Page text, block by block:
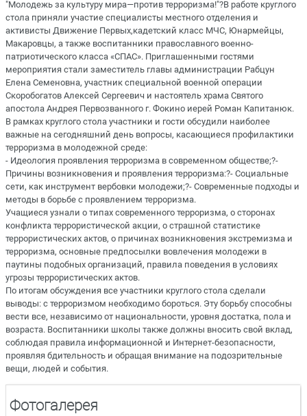
"Молодежь за культуру мира—против терроризма!"?В работе круглого
стола приняли участие специалисты местного отделения и
активисты Движение Первых,кадетский класс МЧС, Юнармейцы,
Макаровцы, а также воспитанники православного военно-
патриотического класса «СПАС». Приглашенными гостями
мероприятия стали заместитель главы администрации Рабцун
Елена Семеновна, участник специальной военной операции
Скоробогатов Алексей Сергеевич и настоятель храма Святого
апостола Андрея Первозванного г. Фокино иерей Роман Капитанюк.
В рамках круглого стола участники и гости обсудили наиболее
важные на сегодняшний день вопросы, касающиеся профилактики
терроризма в молодежной среде:
- Идеология проявления терроризма в современном обществе;?-
Причины возникновения и проявления терроризма:?- Социальные
сети, как инструмент вербовки молодежи;?- Современные подходы и
методы в борьбе с проявлением терроризма.
Учащиеся узнали о типах современного терроризма, о сторонах
конфликта террористической акции, о страшной статистике
террористических актов, о причинах возникновения экстремизма и
терроризма, основные предпосылки вовлечения молодежи в
паутины подобных организаций, правила поведения в условиях
угрозы террористических актов.
По итогам обсуждения все участники круглого стола сделали
выводы: с терроризмом необходимо бороться. Эту борьбу способны
вести все, независимо от национальности, уровня достатка, пола и
возраста. Воспитанники школы также должны вносить свой вклад,
соблюдая правила информационной и Интернет-безопасности,
проявляя бдительность и обращая внимание на подозрительные
вещи, людей и события.
Фотогалерея